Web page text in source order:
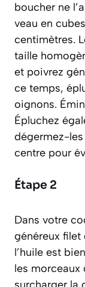
boucher ne
veau en
centimètres.
taille
et poivrez
ce temps,
oignons.
Épluchez
dégermez-
centre pour
Étape 2
Dans votre
généreux filet
l’huile est
les morceaux